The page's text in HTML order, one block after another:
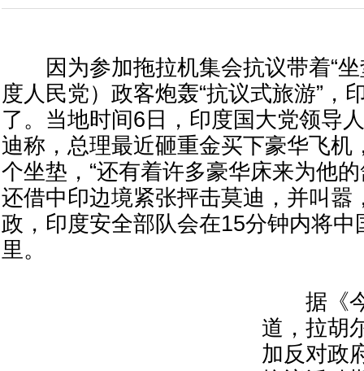
因为参加拖拉机集会抗议带着“坐
度人民党）政客炮轰“抗议式旅游”，
了。当地时间6日，印度国大党领导
迪称，总理最近砸重金买下豪华飞机
个坐垫，“还有着许多豪华床来为他
还借中印边境紧张抨击莫迪，并叫嚣
政，印度安全部队会在15分钟内将中
里。
据《今
道，拉胡
加反对政